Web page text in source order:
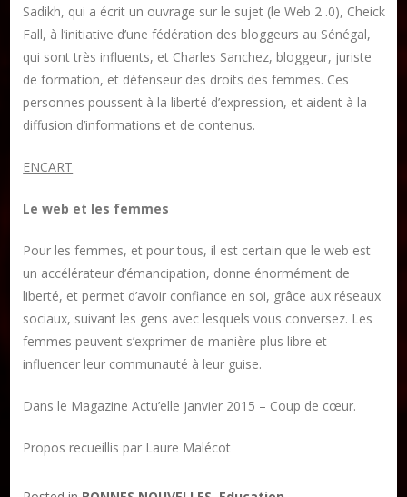
Sadikh, qui a écrit un ouvrage sur le sujet (le Web 2 .0), Cheick
Fall, à l’initiative d’une fédération des bloggeurs au Sénégal,
qui sont très influents, et Charles Sanchez, bloggeur, juriste
de formation, et défenseur des droits des femmes. Ces
personnes poussent à la liberté d’expression, et aident à la
diffusion d’informations et de contenus.
ENCART
Le web et les femmes
Pour les femmes, et pour tous, il est certain que le web est
un accélérateur d’émancipation, donne énormément de
liberté, et permet d’avoir confiance en soi, grâce aux réseaux
sociaux, suivant les gens avec lesquels vous conversez. Les
femmes peuvent s’exprimer de manière plus libre et
influencer leur communauté à leur guise.
Dans le Magazine Actu’elle janvier 2015 – Coup de cœur.
Propos recueillis par Laure Malécot